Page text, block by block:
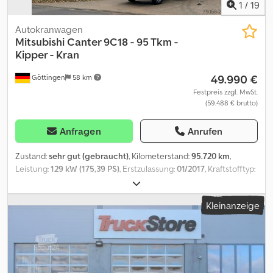
1 / 19
Göttingen 58 km
Autokranwagen
MitsubishiCanter 9C18 - 95 Tkm -
Kipper - Kran
49.990 €
Festpreis zzgl. MwSt.
(59.488 € brutto)
Anfragen Anrufen
Zustand:sehr gut (gebraucht), Kilometerstand:95.720 km,
Leistung:129 kW (175,39 PS), Erstzulassung:01/2017, Kraftstofftyp:
, maximales Ladegewicht:
Gesamtgewicht:7.490 kg, Achsen-Konfiguration:4x2, Radstand:
3.900 mm, Farbe:Weiß, Getriebetyp:Automatisch,
Euro6, Federung:Blatt, Anzahl der Sitzplätze:
Laderaumlänge:
3.800 mm, Laderaumbreite:2.230 mm
Laderaumhöhe:400 mm, Ausstattung:ABS, Hydraulik,
Klimaanlage, Kompressor, Kran, Rußfilter, Traktionskontrolle
Kleinanzeige